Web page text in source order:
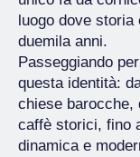
luogo dove storia
duemila anni.
Passeggiando per
questa identità:
chiese barocche,
caffè storici, fino
dinamica e